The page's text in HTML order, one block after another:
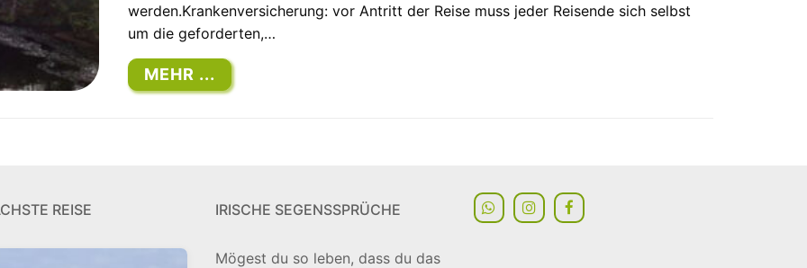
werden.Krankenversicherung: vor Antritt der Reise muss jeder Reisende sich selbst
um die geforderten,…
MEHR ...
REISE IRISCHE SEGENSSPRÜCHE
Mögest du so leben, dass du das